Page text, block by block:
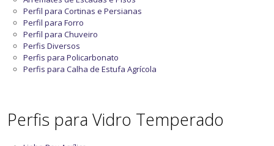
Perfil para Cortinas e Persianas
Perfil para Forro
Perfil para Chuveiro
Perfis Diversos
Perfis para Policarbonato
Perfis para Calha de Estufa Agrícola
Perfis para Vidro Temperado